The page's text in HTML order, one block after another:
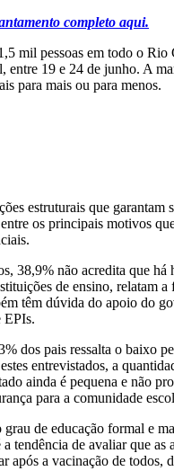
completo aqui.
mil pessoas em todo o Rio
entre 19 e 24 de junho. A
para mais ou para menos.
estruturais que garantam
entre os principais motivos
38,9% não acredita que há
de ensino, relatam
têm dúvida do apoio do
EPIs.
dos pais ressalta o baixo
entrevistados, a
ainda é pequena e não
para a comunidade
de educação formal e
tendência de avaliar que as
após a vacinação de todos,